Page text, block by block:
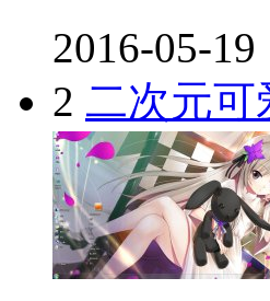
2016-05-19
2 二次元可